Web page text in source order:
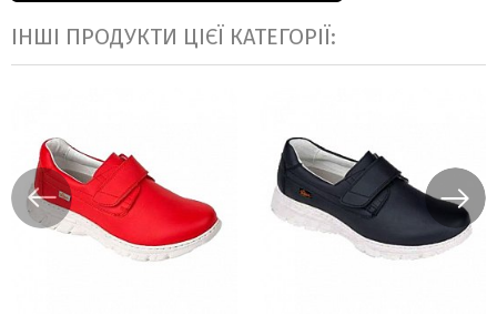
ІНШІ ПРОДУКТИ ЦІЄЇ КАТЕГОРІЇ: